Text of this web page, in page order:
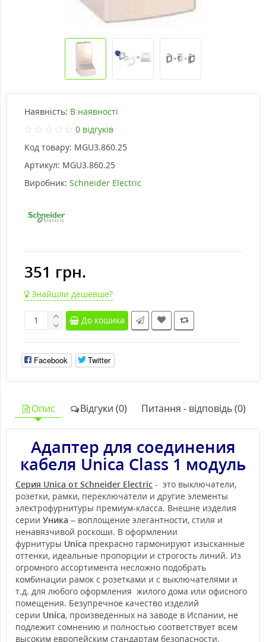
Наявність: В наявності
0 відгуків
Код товару: MGU3.860.25
Артикул: MGU3.860.25
Виробник: Schneider Electric
351 грн.
Знайшли дешевше?
До кошика
Facebook Twitter
Опис Відгуки (0) Питання - відповідь (0)
Адаптер для соединения
кабеля Unica Class 1 модуль
Серия Unica от Schneider Electric - это выключатели,
розетки, рамки, переключатели и другие элементы
электрофурнитуры премиум-класса. Внешне изделия
серии Уника – воплощение элегантности, стиля и
ненавязчивой роскоши. В оформлении
фурнитуры Unica прекрасно гармонируют изысканные
оттенки, идеальные пропорции и строгость линий. Из
огромного ассортимента несложно подобрать
комбинации рамок с розетками и с выключателями и
т.д. для любого оформления жилого дома или офисного
помещения. Безупречное качество изделий
серии Unica, произведенных на заводе в Испании, не
подлежит сомнению и полностью соответствует всем
высоким европейским стандартам безопасности.